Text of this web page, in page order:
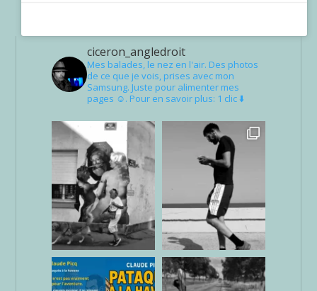
ciceron_angledroit
Mes balades, le nez en l'air. Des photos
de ce que je vois, prises avec mon
Samsung. Juste pour alimenter mes
pages ☺. Pour en savoir plus: 1 clic ⬇️